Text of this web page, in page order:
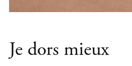
Je dors mieux